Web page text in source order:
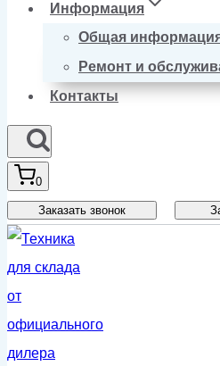
Информация
Общая
Ремонт и
Контакты
0
Заказать звонок